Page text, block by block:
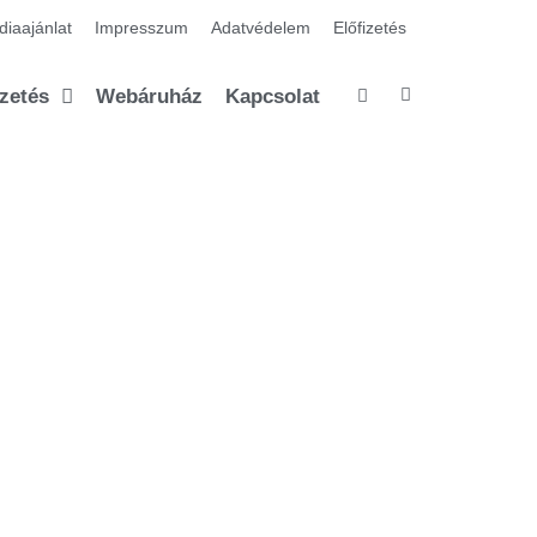
Impresszum Adatvédelem Előfizetés
Webáruház Kapcsolat